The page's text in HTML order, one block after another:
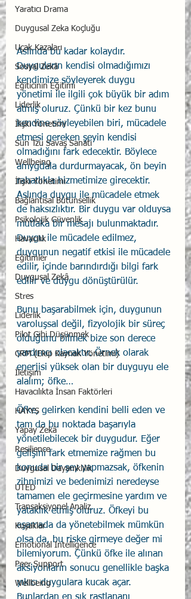
Yaratıcı Drama
Duygusal Zeka Koçluğu
Uçak Kazaları
Sosyal Zekâ
Eğiticinin Eğitimi
Liderlik
İlişki Yönetimi
Sun Tzu Savaş Sanatı
Wellbeing
İlişki Yönetimi
Bağlantısal Bütünsellik
Psikolojik Güvenlik
Havacılık
Eğitimler
Duygusal Zekâ
Stres
Liderlik
Pilot Gibi Düşünmek
CRM (Ekip Kaynak Yönetimi)
İletişim
Havacılıkta İnsan Faktörleri
HAYYS
Yapay Zekâ
Resilience
Duygusal Dayanıklılık
UTED
Transaksiyonel Analiz
Kuşaklar
Emotional Intelligence
Peer Support
Wellbeing
Aslında bu kadar kolaydır.
Duyguların kendisi olmadığımızı
kendimize söyleyerek duygu
yönetimi ile ilgili çok büyük bir adım
atmış oluruz. Çünkü bir kez bunu
kendine söyleyebilen biri, mücadele
etmesi gereken şeyin kendisi
olmadığını fark edecektir. Böylece
amygdala durdurmayacak, ön beyin
rahatlıkla hizmetimize girecektir.
Aslında duygu ile mücadele etmek
de haksızlıktır. Bir duygu var olduysa
mutlaka bir mesajı bulunmaktadır.
Duygu ile mücadele edilmez,
duygunun negatif etkisi ile mücadele
edilir, içinde barındırdığı bilgi fark
edilir ve duygu dönüştürülür.
Bunu başarabilmek için, duygunun
varoluşsal değil, fizyolojik bir süreç
olduğunu bilmek bize son derece
yardımcı olacaktır. Örnek olarak
enerjisi yüksek olan bir duyguyu ele
alalım; öfke…
Öfke, gelirken kendini belli eden ve
tam da bu noktada başarıyla
yönetilebilecek bir duygudur. Eğer
gelişini fark etmemize rağmen bu
konuda bir şey yapmazsak, öfkenin
zihnimizi ve bedenimizi neredeyse
tamamen ele geçirmesine yardım ve
yataklık etmiş oluruz. Öfkeyi bu
aşamada da yönetebilmek mümkün
olsa da, bu riske girmeye değer mi
bilemiyorum. Çünkü öfke ile alınan
aksiyonların sonucu genellikle başka
yıkıcı duygulara kucak açar.